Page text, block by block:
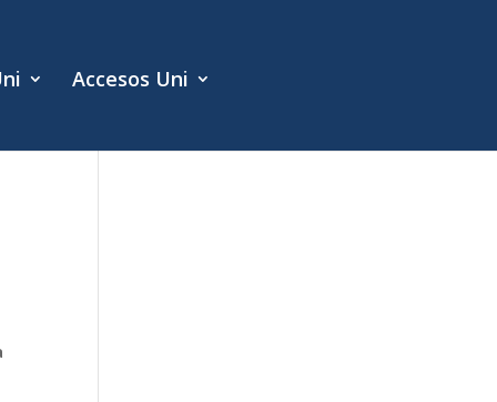
Accesos Uni